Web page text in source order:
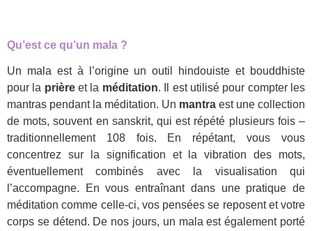
Qu’est ce qu’un mala ?
Un mala est à l’origine un outil hindouiste et bouddhiste
pour la prièreet la méditation. Il est utilisé pour compter les
mantras pendant la méditation. Un mantra est une collection
de mots, souvent en sanskrit, qui est répété plusieurs fois –
traditionnellement 108 fois. En répétant, vous vous
concentrez sur la signification et la vibration des mots,
éventuellement combinés avec la visualisation qui
l’accompagne. En vous entraînant dans une pratique de
méditation comme celle-ci, vos pensées se reposent et votre
corps se détend. De nos jours, un mala est également porté